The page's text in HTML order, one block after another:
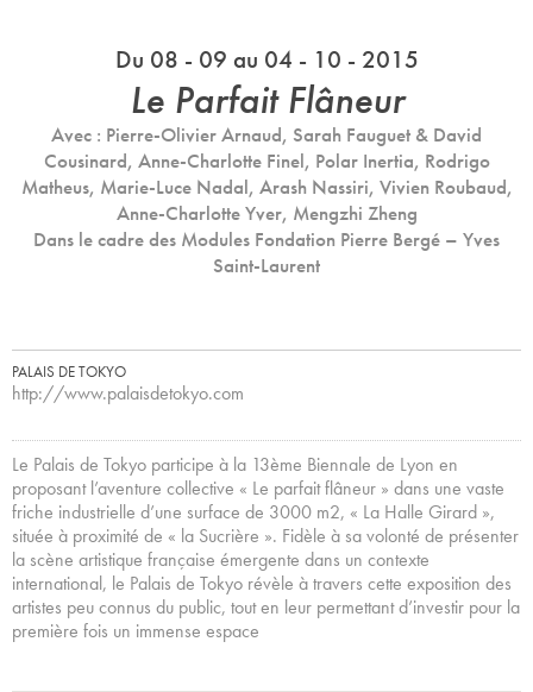
Du 08 - 09 au 04 - 10 - 2015
Le Parfait Flâneur
Avec : Pierre-Olivier Arnaud, Sarah Fauguet & David
Cousinard, Anne-Charlotte Finel, Polar Inertia, Rodrigo
Matheus, Marie-Luce Nadal, Arash Nassiri, Vivien Roubaud,
Anne-Charlotte Yver, Mengzhi Zheng
Dans le cadre des Modules Fondation Pierre Bergé – Yves
Saint-Laurent
PALAIS DE TOKYO
http://www.palaisdetokyo.com
Le Palais de Tokyo participe à la 13ème Biennale de Lyon en
proposant l’aventure collective « Le parfait flâneur » dans une vaste
friche industrielle d’une surface de 3000 m2, « La Halle Girard »,
située à proximité de « la Sucrière ». Fidèle à sa volonté de présenter
la scène artistique française émergente dans un contexte
international, le Palais de Tokyo révèle à travers cette exposition des
artistes peu connus du public, tout en leur permettant d’investir pour la
première fois un immense espace